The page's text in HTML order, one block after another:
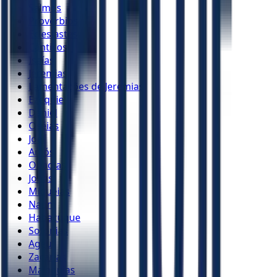
Salmos
Provérbios
Eclesiastes
Cânticos
Isaías
Jeremias
Lamentações de Jeremias
Ezequiel
Daniel
Oséias
Joel
Amós
Obadias
Jonas
Miquéias
Naum
Habacuque
Sofonias
Ageu
Zacarias
Malaquias